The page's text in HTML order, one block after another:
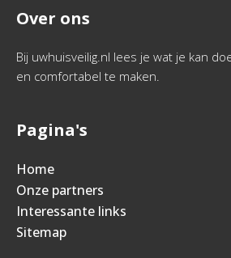
Over ons
Bij uwhuisveilig.nl lees je wat je kan
en comfortabel te maken.
Pagina's
Home
Onze partners
Interessante links
Sitemap